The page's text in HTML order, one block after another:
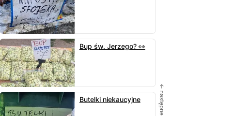
Bup św. Jerzego? 👀
Butelki niekaucyjne ← następne